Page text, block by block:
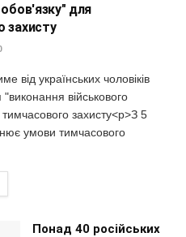
для
захисту
від українських чоловіків
військового
захисту<p>З 5
умови тимчасового
Понад 40 російських